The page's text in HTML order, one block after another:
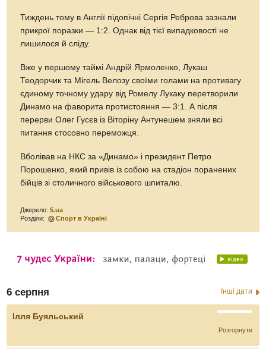
Тиждень тому в Англії підопічні Сергія Реброва зазнали
прикрої поразки — 1:2. Однак від тієї випадковості не
лишилося й сліду.
Вже у першому таймі Андрій Ярмоленко, Лукаш
Теодорчик та Мігель Велозу своїми голами на противагу
єдиному точному удару від Ромелу Лукаку перетворили
Динамо на фаворита протистояння — 3:1. А після
перерви Олег Гусєв із Віторіну Антунешем зняли всі
питання стосовно переможця.
Вболівав на НКС за «Динамо» і президент Петро
Порошенко, який привів із собою на стадіон поранених
бійців зі столичного військового шпиталю.
Джерело:5.ua
Розділи:
Спорт в Україні
6 серпня Інші дати
Ілля Буяльський
Розгорнути